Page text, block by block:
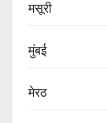
मसूरी
मुंबई
मेरठ